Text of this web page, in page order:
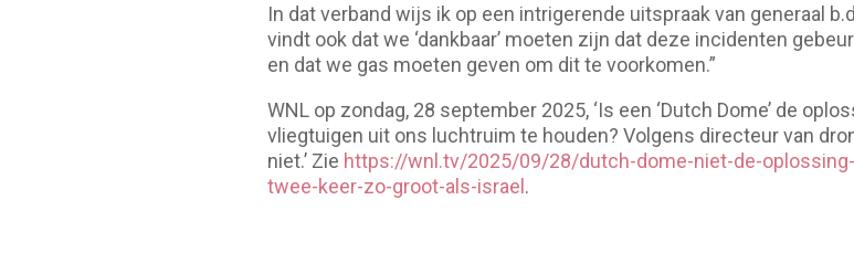
In dat verband wijs ik op een intrigerende uitspraak van generaal
vindt ook dat we ‘dankbaar’ moeten zijn dat deze incidenten
en dat we gas moeten geven om dit te voorkomen.”
WNL op zondag, 28 september 2025, ‘Is een ‘Dutch Dome’ de
vliegtuigen uit ons luchtruim te houden? Volgens directeur van
niet.’ Zie https://wnl.tv/2025/09/28/dutch-dome-niet-de-
twee-keer-zo-groot-als-israel .